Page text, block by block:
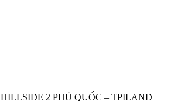
HILLSIDE 2 PHÚ QUỐC – TPILAND